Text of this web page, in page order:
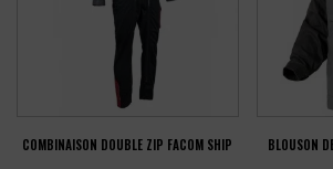
COMBINAISON DOUBLE ZIP FACOM SHIP BLOUSON